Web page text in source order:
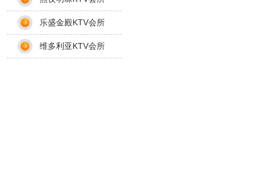
乐盛金殿KTV会所
维多利亚KTV会所